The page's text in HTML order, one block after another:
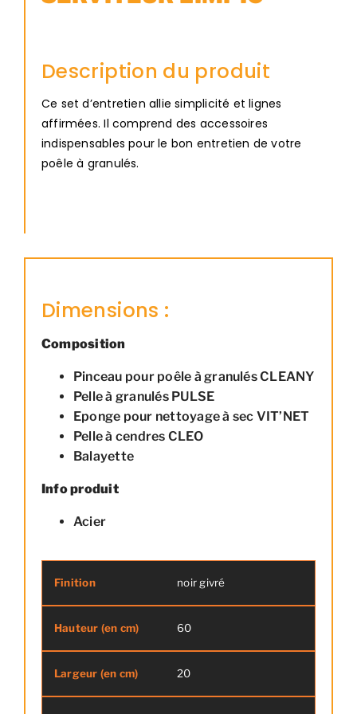
Description du produit
Ce set d’entretien allie simplicité et lignes
affirmées. Il comprend des accessoires
indispensables pour le bon entretien de votre
poêle à granulés.
Dimensions :
Composition
Pinceau pour poêle à granulés CLEANY
Pelle à granulés PULSE
Eponge pour nettoyage à sec VIT’NET
Pelle à cendres CLEO
Balayette
Info produit
Acier
Finition Hauteur (en cm)
noir givré
60
20